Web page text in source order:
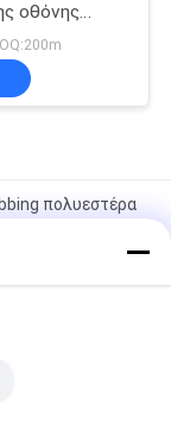
οθόνης
ζώνη
πολυεστέρα
ζώνη
για